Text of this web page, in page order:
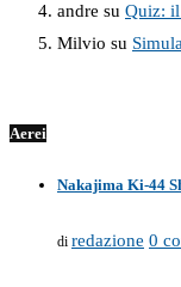
andre su Quiz: il
Milvio su
Aerei
Nakajima Ki-44
di redazione 0